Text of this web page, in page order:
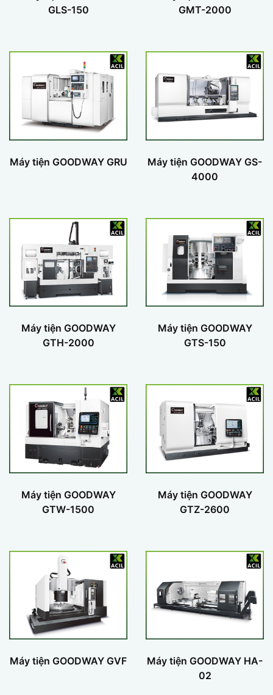
GLS-150
GMT-2000
Máy tiện GOODWAY GRU
Máy tiện GOODWAY GS-
4000
Máy tiện GOODWAY
GTH-2000
Máy tiện GOODWAY
GTS-150
Máy tiện GOODWAY
GTW-1500
Máy tiện GOODWAY
GTZ-2600
Máy tiện GOODWAY GVF
Máy tiện GOODWAY HA-
02